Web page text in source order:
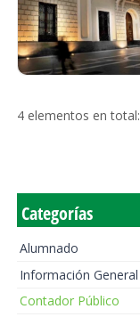
4 elementos en total:
Categorías
Alumnado
Información General
Contador Público